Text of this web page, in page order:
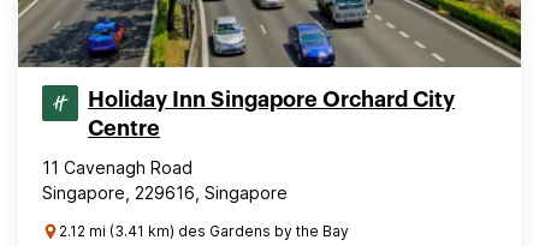
Holiday Inn Singapore Orchard City
Centre
11 Cavenagh Road
Singapore, 229616, Singapore
2.12 mi (3.41 km) des Gardens by the Bay